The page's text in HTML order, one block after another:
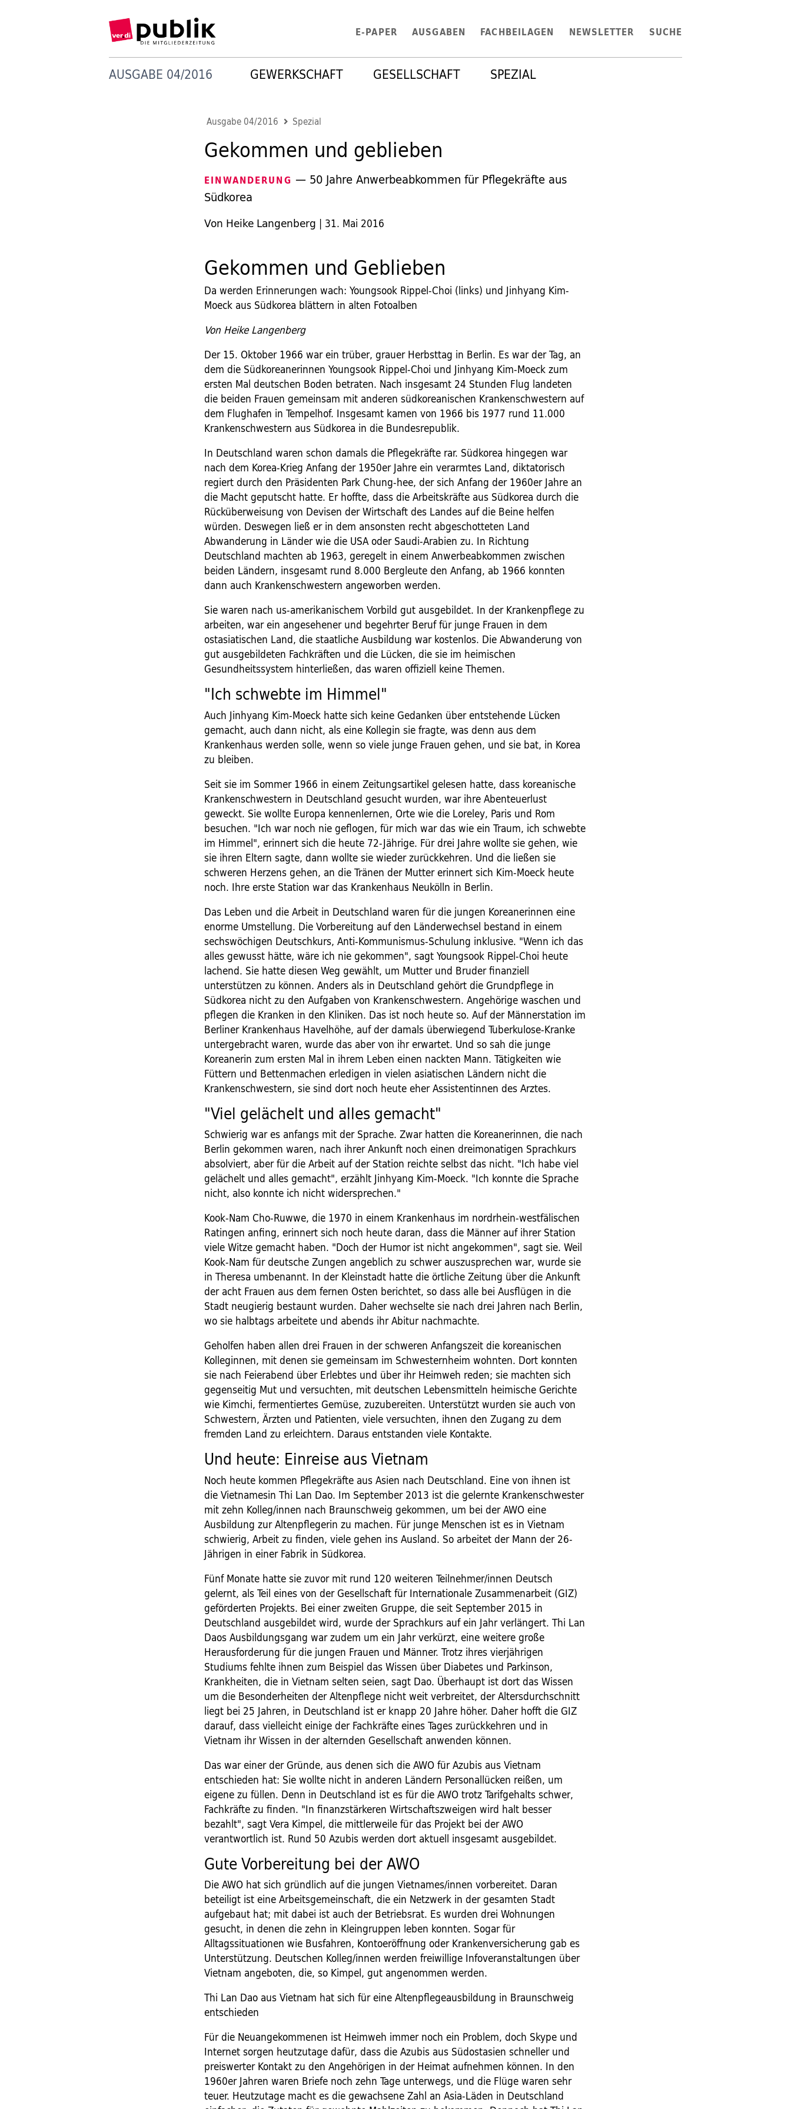
E-PAPER AUSGABEN FACHBEILAGEN NEWSLETTER SUCHE
AUSGABE 04/2016 GEWERKSCHAFT GESELLSCHAFT SPEZIAL
Ausgabe 04/2016 Spezial
Gekommen und geblieben
EINWANDERUNG — 50 Jahre Anwerbeabkommen für Pflegekräfte aus
Südkorea
Von Heike Langenberg | 31. Mai 2016
Gekommen und Geblieben
Da werden Erinnerungen wach: Youngsook Rippel-Choi (links) und Jinhyang Kim-
Moeck aus Südkorea blättern in alten Fotoalben
Von Heike Langenberg
Der 15. Oktober 1966 war ein trüber, grauer Herbsttag in Berlin. Es war der Tag, an
dem die Südkoreanerinnen Youngsook Rippel-Choi und Jinhyang Kim-Moeck zum
ersten Mal deutschen Boden betraten. Nach insgesamt 24 Stunden Flug landeten
die beiden Frauen gemeinsam mit anderen südkoreanischen Krankenschwestern auf
dem Flughafen in Tempelhof. Insgesamt kamen von 1966 bis 1977 rund 11.000
Krankenschwestern aus Südkorea in die Bundesrepublik.
In Deutschland waren schon damals die Pflegekräfte rar. Südkorea hingegen war
nach dem Korea-Krieg Anfang der 1950er Jahre ein verarmtes Land, diktatorisch
regiert durch den Präsidenten Park Chung-hee, der sich Anfang der 1960er Jahre an
die Macht geputscht hatte. Er hoffte, dass die Arbeitskräfte aus Südkorea durch die
Rücküberweisung von Devisen der Wirtschaft des Landes auf die Beine helfen
würden. Deswegen ließ er in dem ansonsten recht abgeschotteten Land
Abwanderung in Länder wie die USA oder Saudi-Arabien zu. In Richtung
Deutschland machten ab 1963, geregelt in einem Anwerbeabkommen zwischen
beiden Ländern, insgesamt rund 8.000 Bergleute den Anfang, ab 1966 konnten
dann auch Krankenschwestern angeworben werden.
Sie waren nach us-amerikanischem Vorbild gut ausgebildet. In der Krankenpflege zu
arbeiten, war ein angesehener und begehrter Beruf für junge Frauen in dem
ostasiatischen Land, die staatliche Ausbildung war kostenlos. Die Abwanderung von
gut ausgebildeten Fachkräften und die Lücken, die sie im heimischen
Gesundheitssystem hinterließen, das waren offiziell keine Themen.
"Ich schwebte im Himmel"
Auch Jinhyang Kim-Moeck hatte sich keine Gedanken über entstehende Lücken
gemacht, auch dann nicht, als eine Kollegin sie fragte, was denn aus dem
Krankenhaus werden solle, wenn so viele junge Frauen gehen, und sie bat, in Korea
zu bleiben.
Seit sie im Sommer 1966 in einem Zeitungsartikel gelesen hatte, dass koreanische
Krankenschwestern in Deutschland gesucht wurden, war ihre Abenteuerlust
geweckt. Sie wollte Europa kennenlernen, Orte wie die Loreley, Paris und Rom
besuchen. "Ich war noch nie geflogen, für mich war das wie ein Traum, ich schwebte
im Himmel", erinnert sich die heute 72-Jährige. Für drei Jahre wollte sie gehen, wie
sie ihren Eltern sagte, dann wollte sie wieder zurückkehren. Und die ließen sie
schweren Herzens gehen, an die Tränen der Mutter erinnert sich Kim-Moeck heute
noch. Ihre erste Station war das Krankenhaus Neukölln in Berlin.
Das Leben und die Arbeit in Deutschland waren für die jungen Koreanerinnen eine
enorme Umstellung. Die Vorbereitung auf den Länderwechsel bestand in einem
sechswöchigen Deutschkurs, Anti-Kommunismus-Schulung inklusive. "Wenn ich das
alles gewusst hätte, wäre ich nie gekommen", sagt Youngsook Rippel-Choi heute
lachend. Sie hatte diesen Weg gewählt, um Mutter und Bruder finanziell
unterstützen zu können. Anders als in Deutschland gehört die Grundpflege in
Südkorea nicht zu den Aufgaben von Krankenschwestern. Angehörige waschen und
pflegen die Kranken in den Kliniken. Das ist noch heute so. Auf der Männerstation im
Berliner Krankenhaus Havelhöhe, auf der damals überwiegend Tuberkulose-Kranke
untergebracht waren, wurde das aber von ihr erwartet. Und so sah die junge
Koreanerin zum ersten Mal in ihrem Leben einen nackten Mann. Tätigkeiten wie
Füttern und Bettenmachen erledigen in vielen asiatischen Ländern nicht die
Krankenschwestern, sie sind dort noch heute eher Assistentinnen des Arztes.
"Viel gelächelt und alles gemacht"
Schwierig war es anfangs mit der Sprache. Zwar hatten die Koreanerinnen, die nach
Berlin gekommen waren, nach ihrer Ankunft noch einen dreimonatigen Sprachkurs
absolviert, aber für die Arbeit auf der Station reichte selbst das nicht. "Ich habe viel
gelächelt und alles gemacht", erzählt Jinhyang Kim-Moeck. "Ich konnte die Sprache
nicht, also konnte ich nicht widersprechen."
Kook-Nam Cho-Ruwwe, die 1970 in einem Krankenhaus im nordrhein-westfälischen
Ratingen anfing, erinnert sich noch heute daran, dass die Männer auf ihrer Station
viele Witze gemacht haben. "Doch der Humor ist nicht angekommen", sagt sie. Weil
Kook-Nam für deutsche Zungen angeblich zu schwer auszusprechen war, wurde sie
in Theresa umbenannt. In der Kleinstadt hatte die örtliche Zeitung über die Ankunft
der acht Frauen aus dem fernen Osten berichtet, so dass alle bei Ausflügen in die
Stadt neugierig bestaunt wurden. Daher wechselte sie nach drei Jahren nach Berlin,
wo sie halbtags arbeitete und abends ihr Abitur nachmachte.
Geholfen haben allen drei Frauen in der schweren Anfangszeit die koreanischen
Kolleginnen, mit denen sie gemeinsam im Schwesternheim wohnten. Dort konnten
sie nach Feierabend über Erlebtes und über ihr Heimweh reden; sie machten sich
gegenseitig Mut und versuchten, mit deutschen Lebensmitteln heimische Gerichte
wie Kimchi, fermentiertes Gemüse, zuzubereiten. Unterstützt wurden sie auch von
Schwestern, Ärzten und Patienten, viele versuchten, ihnen den Zugang zu dem
fremden Land zu erleichtern. Daraus entstanden viele Kontakte.
Und heute: Einreise aus Vietnam
Noch heute kommen Pflegekräfte aus Asien nach Deutschland. Eine von ihnen ist
die Vietnamesin Thi Lan Dao. Im September 2013 ist die gelernte Krankenschwester
mit zehn Kolleg/innen nach Braunschweig gekommen, um bei der AWO eine
Ausbildung zur Altenpflegerin zu machen. Für junge Menschen ist es in Vietnam
schwierig, Arbeit zu finden, viele gehen ins Ausland. So arbeitet der Mann der 26-
Jährigen in einer Fabrik in Südkorea.
Fünf Monate hatte sie zuvor mit rund 120 weiteren Teilnehmer/innen Deutsch
gelernt, als Teil eines von der Gesellschaft für Internationale Zusammenarbeit (GIZ)
geförderten Projekts. Bei einer zweiten Gruppe, die seit September 2015 in
Deutschland ausgebildet wird, wurde der Sprachkurs auf ein Jahr verlängert. Thi Lan
Daos Ausbildungsgang war zudem um ein Jahr verkürzt, eine weitere große
Herausforderung für die jungen Frauen und Männer. Trotz ihres vierjährigen
Studiums fehlte ihnen zum Beispiel das Wissen über Diabetes und Parkinson,
Krankheiten, die in Vietnam selten seien, sagt Dao. Überhaupt ist dort das Wissen
um die Besonderheiten der Altenpflege nicht weit verbreitet, der Altersdurchschnitt
liegt bei 25 Jahren, in Deutschland ist er knapp 20 Jahre höher. Daher hofft die GIZ
darauf, dass vielleicht einige der Fachkräfte eines Tages zurückkehren und in
Vietnam ihr Wissen in der alternden Gesellschaft anwenden können.
Das war einer der Gründe, aus denen sich die AWO für Azubis aus Vietnam
entschieden hat: Sie wollte nicht in anderen Ländern Personallücken reißen, um
eigene zu füllen. Denn in Deutschland ist es für die AWO trotz Tarifgehalts schwer,
Fachkräfte zu finden. "In finanzstärkeren Wirtschaftszweigen wird halt besser
bezahlt", sagt Vera Kimpel, die mittlerweile für das Projekt bei der AWO
verantwortlich ist. Rund 50 Azubis werden dort aktuell insgesamt ausgebildet.
Gute Vorbereitung bei der AWO
Die AWO hat sich gründlich auf die jungen Vietnames/innen vorbereitet. Daran
beteiligt ist eine Arbeitsgemeinschaft, die ein Netzwerk in der gesamten Stadt
aufgebaut hat; mit dabei ist auch der Betriebsrat. Es wurden drei Wohnungen
gesucht, in denen die zehn in Kleingruppen leben konnten. Sogar für
Alltagssituationen wie Busfahren, Kontoeröffnung oder Krankenversicherung gab es
Unterstützung. Deutschen Kolleg/innen werden freiwillige Infoveranstaltungen über
Vietnam angeboten, die, so Kimpel, gut angenommen werden.
Thi Lan Dao aus Vietnam hat sich für eine Altenpflegeausbildung in Braunschweig
entschieden
Für die Neuangekommenen ist Heimweh immer noch ein Problem, doch Skype und
Internet sorgen heutzutage dafür, dass die Azubis aus Südostasien schneller und
preiswerter Kontakt zu den Angehörigen in der Heimat aufnehmen können. In den
1960er Jahren waren Briefe noch zehn Tage unterwegs, und die Flüge waren sehr
teuer. Heutzutage macht es die gewachsene Zahl an Asia-Läden in Deutschland